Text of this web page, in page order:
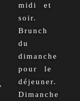
midi et
soir.
Brunch
du
dimanche
pour le
déjeuner.
Dimanche